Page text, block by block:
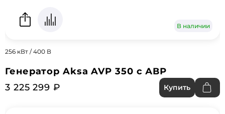
В наличии
256 кВт / 400 В
Генератор Aksa AVP 350 с АВР
3 225 299 ₽
Купить